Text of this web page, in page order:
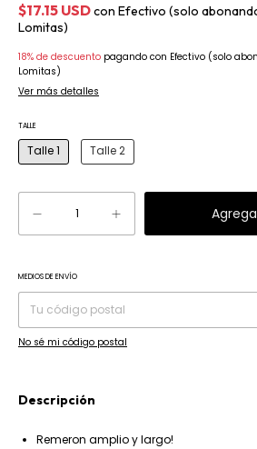
$17.15 USDcon Efectivo (solo
Lomitas)
18% de descuento pagando con Efectivo (solo
Lomitas)
Ver más detalles
TALLE
Talle 1 Talle 2
Entregas para el CP:
MEDIOS DE ENVÍO
No sé mi código postal
Descripción
Remeron amplio y largo!